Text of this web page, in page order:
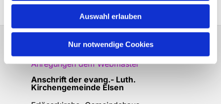
Auswahl erlauben
Nur notwendige Cookies
Bitte schreiben Sie bei Wünschen und
Anregungen demWebmaster
Anschrift der evang.- Luth.
Kirchengemeinde Elsen